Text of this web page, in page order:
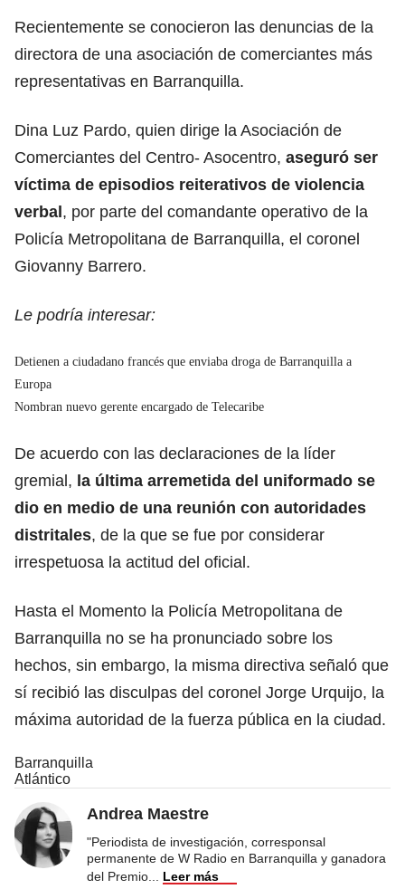
Recientemente se conocieron las denuncias de la
directora de una asociación de comerciantes más
representativas en Barranquilla.
Dina Luz Pardo, quien dirige la Asociación de
Comerciantes del Centro- Asocentro, aseguró ser
víctima de episodios reiterativos de violencia
verbal, por parte del comandante operativo de la
Policía Metropolitana de Barranquilla, el coronel
Giovanny Barrero.
Le podría interesar:
Detienen a ciudadano francés que enviaba droga de Barranquilla a
Europa
Nombran nuevo gerente encargado de Telecaribe
De acuerdo con las declaraciones de la líder
gremial, la última arremetida del uniformado se
dio en medio de una reunión con autoridades
distritales, de la que se fue por considerar
irrespetuosa la actitud del oficial.
Hasta el Momento la Policía Metropolitana de
Barranquilla no se ha pronunciado sobre los
hechos, sin embargo, la misma directiva señaló que
sí recibió las disculpas del coronel Jorge Urquijo, la
máxima autoridad de la fuerza pública en la ciudad.
Barranquilla
Atlántico
Andrea Maestre
"Periodista de investigación, corresponsal
permanente de W Radio en Barranquilla y ganadora
del Premio
Leer más